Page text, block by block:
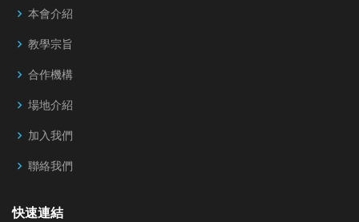
本會介紹
教學宗旨
合作機構
場地介紹
加入我們
聯絡我們
快速連結